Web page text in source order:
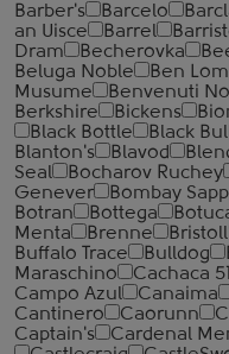
Barber's
Barcelo
an Uisce
Barrel
Dram
Becherovka
Beluga Noble
Ben
Musume
Benvenuti
Berkshire
Bickens
Black Bottle
Black
Blanton's
Blavod
Seal
Bocharov Ruchey
Genever
Bombay
Botran
Bottega
Menta
Brenne
Buffalo Trace
Bulldog
Maraschino
Cachaca 51
Campo Azul
Canaima
Cantinero
Caorunn
Captain's
Cardenal